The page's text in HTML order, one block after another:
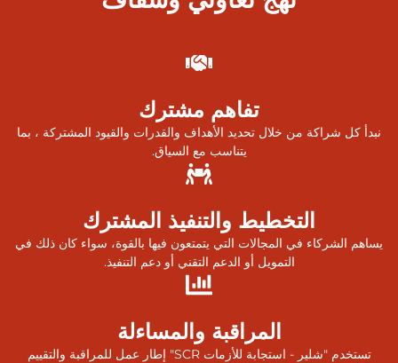
تفاهم مشترك
نبدأ كل شراكة من خلال تحديد الأهداف والقدرات والقيود المشتركة ، بما
يتناسب مع السياق.
التخطيط والتنفيذ المشترك
يساهم الشركاء في المجالات التي يتمتعون فيها بالقوة، سواء كان ذلك في
التمويل أو الدعم التقني أو دعم التنفيذ.
المراقبة والمساءلة
تستخدم "شلير - استجابة للأزمات SCR" إطار عمل للمراقبة والتقييم